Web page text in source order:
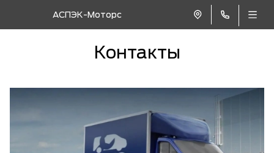
АСПЭК-Моторс
Контакты